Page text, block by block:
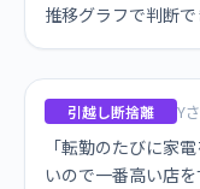
推移グラフで判断で
引越し断捨離 Y
「転勤のたびに家
いので一番高い店